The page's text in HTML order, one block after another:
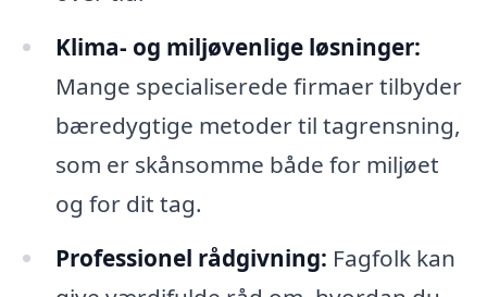
Klima- og miljøvenlige løsninger:
Mange specialiserede firmaer tilbyder
bæredygtige metoder til tagrensning,
som er skånsomme både for miljøet
og for dit tag.
Professionel rådgivning: Fagfolk kan